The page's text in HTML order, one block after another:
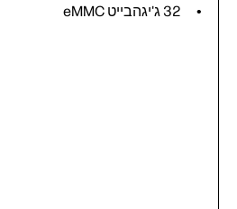
32 ג'יגהבייט eMMC